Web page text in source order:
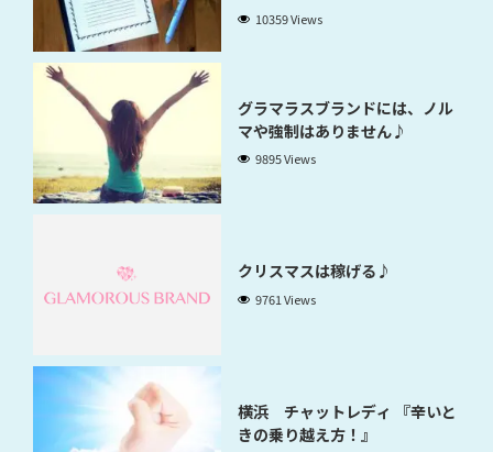
10359 Views
グラマラスブランドには、ノル
マや強制はありません♪
9895 Views
クリスマスは稼げる♪
9761 Views
横浜 チャットレディ 『辛いと
きの乗り越え方！』